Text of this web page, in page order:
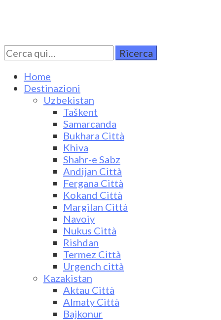
Turkestan Travel
Discover Central Asia
Cerca
per:
Home
Destinazioni
Uzbekistan
Taškent
Samarcanda
Bukhara Città
Khiva
Shahr-e Sabz
Andijan Città
Fergana Città
Kokand Città
Margilan Città
Navoiy
Nukus Città
Rishdan
Termez Città
Urgench città
Kazakistan
Aktau Città
Almaty Città
Bajkonur